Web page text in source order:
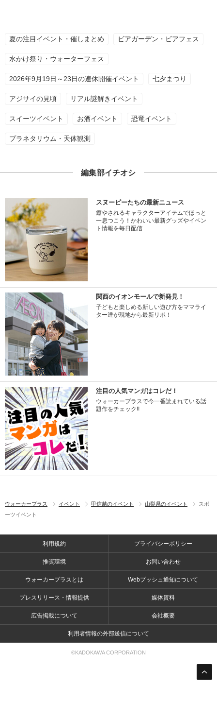
夏の注目イベント・催しまとめ ビアガーデン・ビアフェス
水かけ祭り・ウォーターフェス
2026年9月19日～23日の連休開催イベント 七夕まつり
アジサイの見頃 リアル謎解きイベント
スイーツイベント お酒イベント 恐竜イベント
プラネタリウム・天体観測
編集部イチオシ
スヌーピーたちの最新ニュース
癒やされるキャラクターアイテムでほっと
一息つこう！かわいい最新グッズやイベン
ト情報を毎日配信
関西のイオンモールで新発見！
子どもと楽しめる新しい遊び方をママライ
ター達が現地から最新リポ！
注目の人気マンガはコレだ！
ウォーカープラスで今一番読まれている話
題作をチェック!!
ウォーカープラス イベント 甲信越のイベント 山梨県のイベント
スポ
ーツイベント
利用規約 プライバシーポリシー
推奨環境 お問い合わせ
ウォーカープラスとは Webプッシュ通知について
プレスリリース・情報提供 媒体資料
広告掲載について 会社概要
利用者情報の外部送信について
©KADOKAWA CORPORATION